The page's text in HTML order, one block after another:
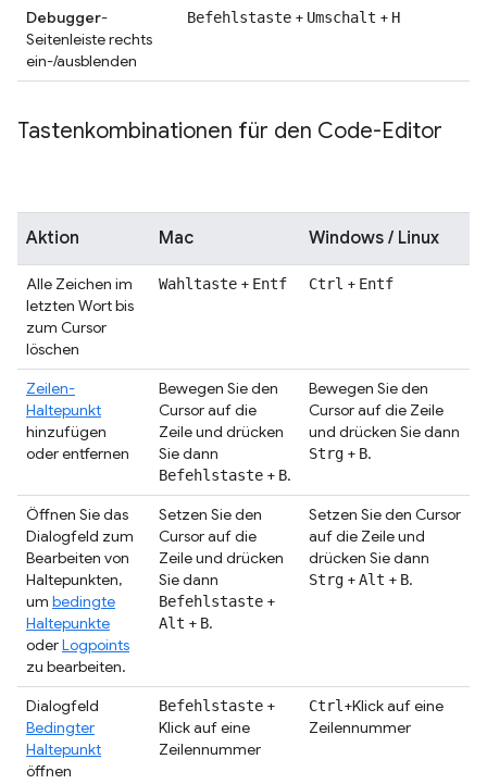
Debugger-
Seitenleiste rechts
ein-/ausblenden
Befehlstaste + Umschalt + H
Tastenkombinationen für den Code-Editor
Aktion Mac Windows / Linux
Alle Zeichen im
letzten Wort bis
zum Cursor
löschen
Wahltaste + Entf Ctrl + Entf
Zeilen-
Haltepunkt
hinzufügen
oder entfernen
Bewegen Sie den
Cursor auf die
Zeile und drücken
Sie dann
Befehlstaste + B.
Bewegen Sie den
Cursor auf die Zeile
und drücken Sie dann
Strg + B.
Öffnen Sie das
Dialogfeld zum
Bearbeiten von
Haltepunkten,
um bedingte
Haltepunkte
oderLogpoints
zu bearbeiten.
Setzen Sie den
Cursor auf die
Zeile und drücken
Sie dann
Befehlstaste +
Alt + B.
Setzen Sie den Cursor
auf die Zeile und
drücken Sie dann
Strg +Alt + B.
Dialogfeld
Bedingter
Haltepunkt
öffnen
Befehlstaste +
Klick auf eine
Zeilennummer
Ctrl +Klick auf eine
Zeilennummer